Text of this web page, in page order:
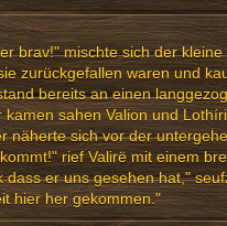
brav!" mischte sich der
zurückgefallen waren und
bereits an einen
kamen sahen Valion und
näherte sich vor der
rief Valirë mit einem
dass er uns gesehen hat,"
hier her gekommen."